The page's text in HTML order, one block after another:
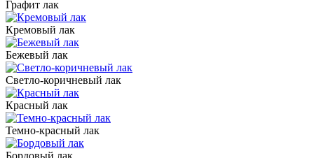
Графит лак
Кремовый лак
Бежевый лак
Светло-коричневый лак
Красный лак
Темно-красный лак
Бордовый лак